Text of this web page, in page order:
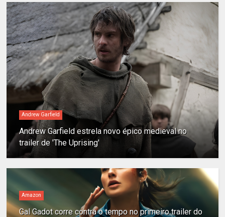
Andrew Garfield
Andrew Garfield estrela novo épico medieval no
trailer de 'The Uprising'
Amazon
Gal Gadot corre contra o tempo no primeiro trailer do